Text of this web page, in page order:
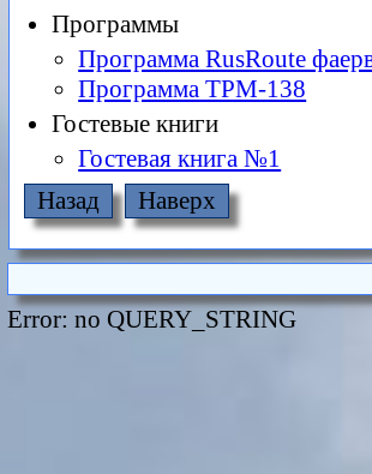
Программы
Программа RusRoute
Программа ТРМ-138
Гостевые книги
Гостевая книга №1
Назад
Наверх
Error: no QUERY_STRING